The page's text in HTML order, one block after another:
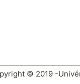
© 2019 -